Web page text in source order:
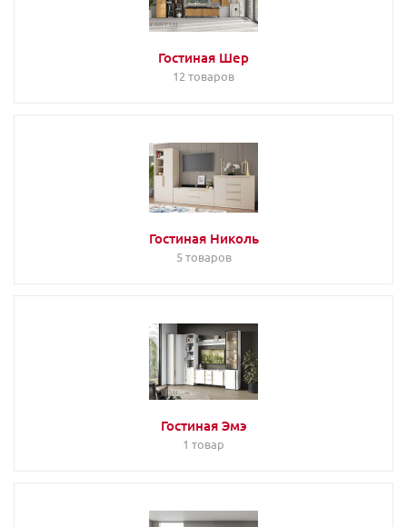
Гостиная Шер
12 товаров
Гостиная Николь
5 товаров
Гостиная Эмэ
1 товар